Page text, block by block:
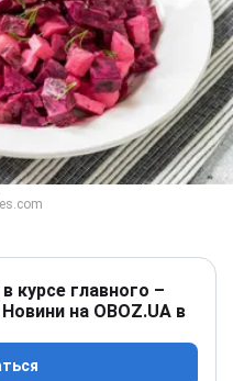
курсе главного –
на OBOZ.UA в